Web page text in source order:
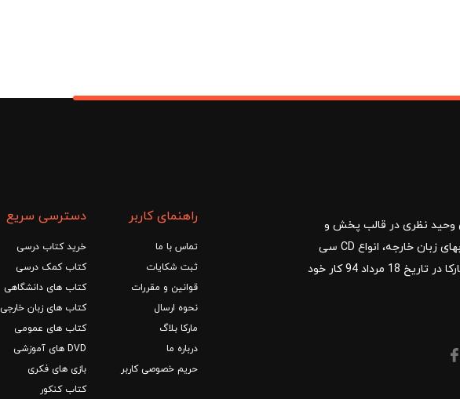
با مدیریت آقای وحید نظری در قالب پخش و
توزیع کتب درسی و کمک آموزشی، کتب دانشگاهی، کتابهای زبان خارجه، انواع CD سی
دی و DVD دی وی دی شروع کرد.فروشگاه آنلاین کتاب مارکا در تاریخ 18 مرداد 94 کار خود
راهنمای کاربر
تماس با ما
ثبت شکایات
قوانین و مقررات
نحوه ارسال
مارکا بلاگ
درباره ما
حریم خصوصی کاربر
دسترسی سریع
خرید کتاب درسی
کتاب کمک درسی
کتاب های دانشگاهی
کتاب های زبان خارجی
کتاب های عمومی
DVD های آموزشی
بازی های فکری
کتاب کنکور